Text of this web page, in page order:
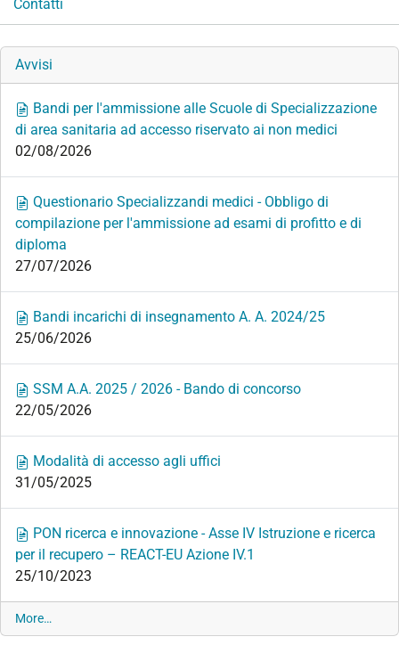
Contatti
Avvisi
Bandi per l'ammissione alle Scuole di Specializzazione
di area sanitaria ad accesso riservato ai non medici
02/08/2026
Questionario Specializzandi medici - Obbligo di
compilazione per l'ammissione ad esami di profitto e di
diploma
27/07/2026
Bandi incarichi di insegnamento A. A. 2024/25
25/06/2026
SSM A.A. 2025 / 2026 - Bando di concorso
22/05/2026
Modalità di accesso agli uffici
31/05/2025
PON ricerca e innovazione - Asse IV Istruzione e ricerca
per il recupero – REACT-EU Azione IV.1
25/10/2023
A
v
More…